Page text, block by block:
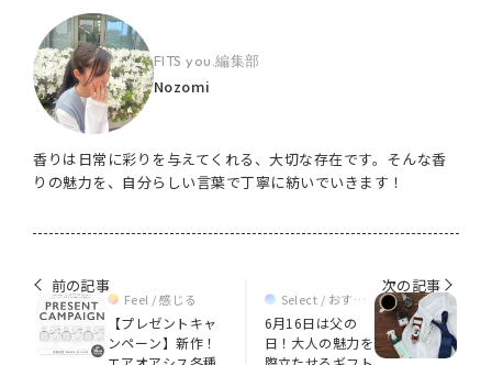
FITS you.編集部
Nozomi
香りは日常に彩りを与えてくれる、大切な存在です。そんな香
りの魅力を、自分らしい言葉で丁寧に紡いでいきます！
前の記事
Feel / 感じる
【プレゼントキャ
ンペーン】新作！
次の記事
Select / おすす
6月16日は父の
日！大人の魅力を